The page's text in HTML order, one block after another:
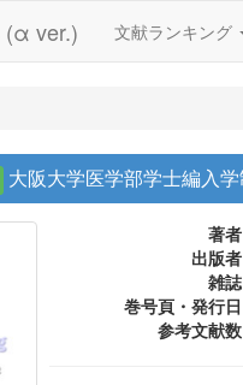
(α ver.) 文献ランキング
大阪大学医学部学士編入
著者
出版者
雑誌
巻号頁・発行日
参考文献数